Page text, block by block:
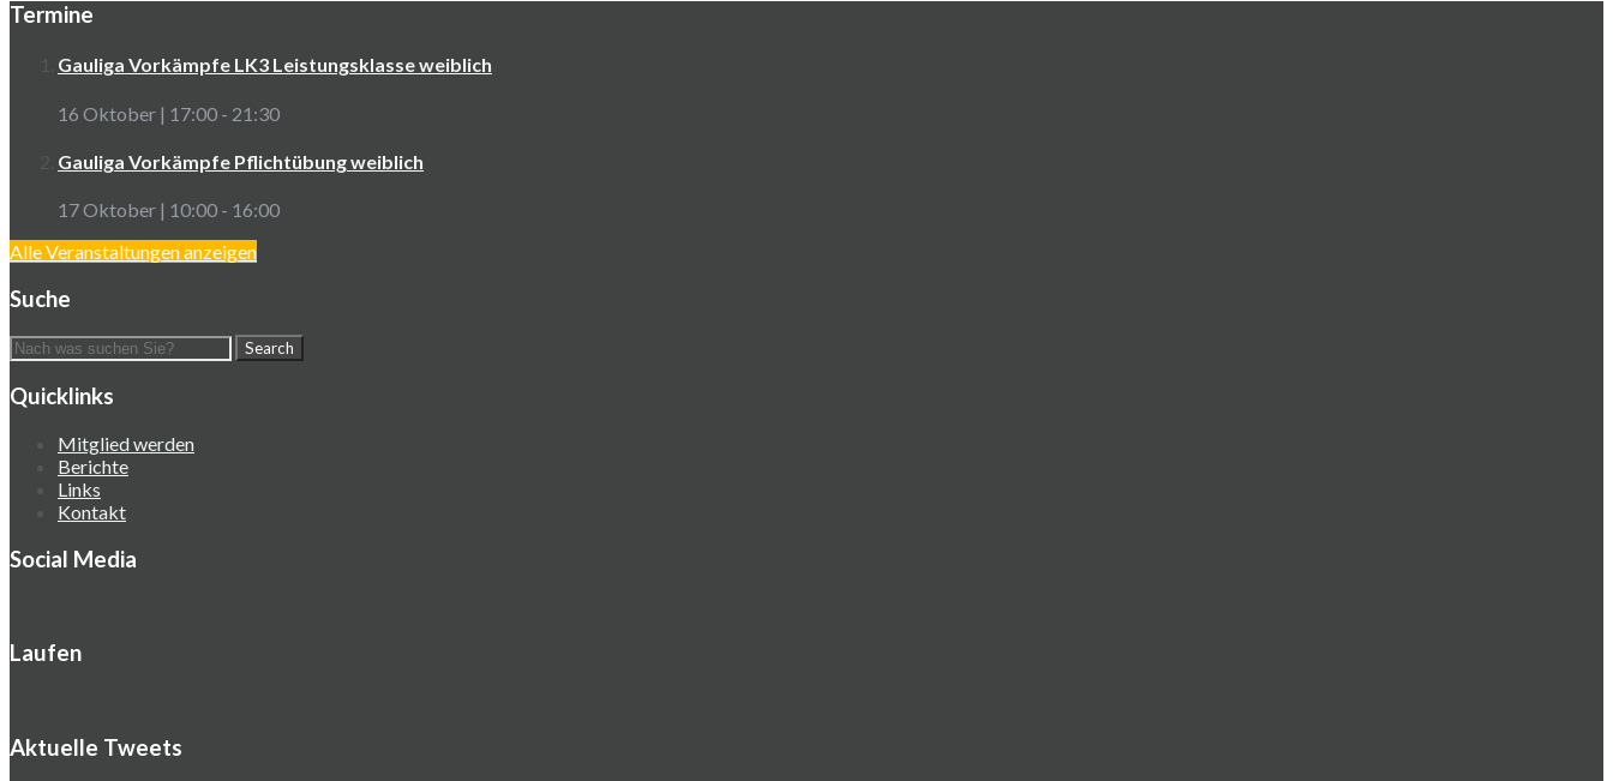
Termine
Gauliga Vorkämpfe LK3 Leistungsklasse weiblich
16 Oktober | 17:00 - 21:30
Gauliga Vorkämpfe Pflichtübung weiblich
17 Oktober | 10:00 - 16:00
Alle Veranstaltungen anzeigen
Suche
Quicklinks
Mitglied werden
Berichte
Links
Kontakt
Social Media
Laufen
Aktuelle Tweets